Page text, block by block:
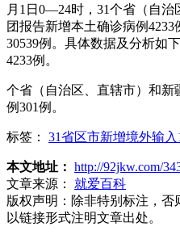
月1日0—24时，31个省（自
团报告新增本土确诊病例
30539例。具体数据及分析如
4233例。
个省（自治区、直辖市）和
例301例。
标签： 31省区市新增境外输入
本文地址： http://92jkw.com/
文章来源：
就爱百科
版权声明： 除非特别标注，否
以链接形式注明文章出处。